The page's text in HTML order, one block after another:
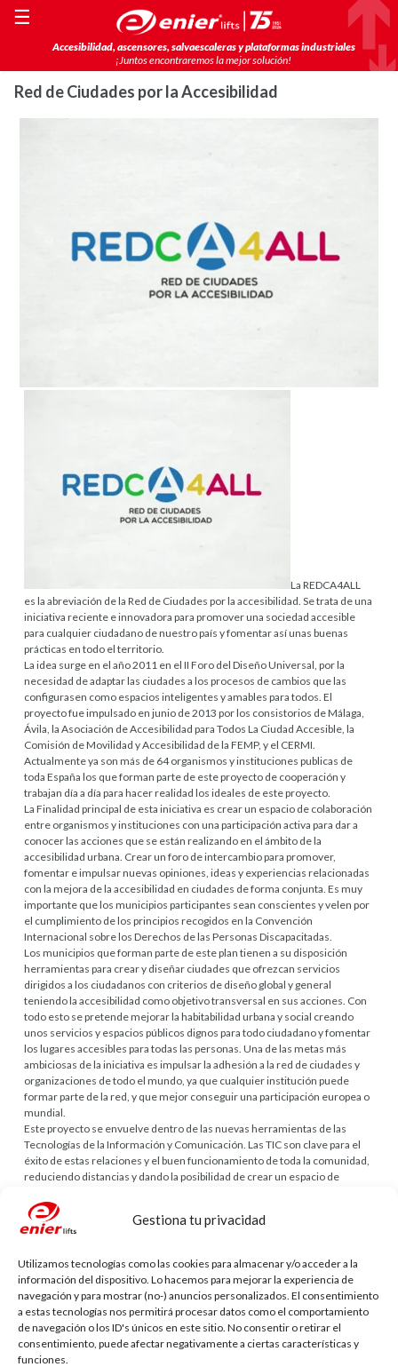
Gestiona tu privacidad
Utilizamos tecnologías como las cookies para almacenar y/o acceder a la
información del dispositivo. Lo hacemos para mejorar la experiencia de
navegación y para mostrar (no-) anuncios personalizados. El consentimiento
a estas tecnologías nos permitirá procesar datos como el comportamiento
de navegación o los ID's únicos en este sitio. No consentir o retirar el
consentimiento, puede afectar negativamente a ciertas características y
funciones.
Accesibilidad, ascensores, salvaescaleras y plataformas industriales
¡Juntos encontraremos la mejor solución!
☰
Red de Ciudades por la Accesibilidad
La REDCA4ALL
es la abreviación de la Red de Ciudades por la accesibilidad. Se trata de una
iniciativa reciente e innovadora para promover una sociedad accesible
para cualquier ciudadano de nuestro país y fomentar así unas buenas
prácticas en todo el territorio.
La idea surge en el año 2011 en el II Foro del Diseño Universal, por la
necesidad de adaptar las ciudades a los procesos de cambios que las
configurasen como espacios inteligentes y amables para todos. El
proyecto fue impulsado en junio de 2013 por los consistorios de Málaga,
Ávila, la Asociación de Accesibilidad para Todos La Ciudad Accesible, la
Comisión de Movilidad y Accesibilidad de la FEMP, y el CERMI.
Actualmente ya son más de 64 organismos y instituciones publicas de
toda España los que forman parte de este proyecto de cooperación y
trabajan día a día para hacer realidad los ideales de este proyecto.
La Finalidad principal de esta iniciativa es crear un espacio de colaboración
entre organismos y instituciones con una participación activa para dar a
conocer las acciones que se están realizando en el ámbito de la
accesibilidad urbana. Crear un foro de intercambio para promover,
fomentar e impulsar nuevas opiniones, ideas y experiencias relacionadas
con la mejora de la accesibilidad en ciudades de forma conjunta. Es muy
importante que los municipios participantes sean conscientes y velen por
el cumplimiento de los principios recogidos en la Convención
Internacional sobre los Derechos de las Personas Discapacitadas.
Los municipios que forman parte de este plan tienen a su disposición
herramientas para crear y diseñar ciudades que ofrezcan servicios
dirigidos a los ciudadanos con criterios de diseño global y general
teniendo la accesibilidad como objetivo transversal en sus acciones. Con
todo esto se pretende mejorar la habitabilidad urbana y social creando
unos servicios y espacios públicos dignos para todo ciudadano y fomentar
los lugares accesibles para todas las personas. Una de las metas más
ambiciosas de la iniciativa es impulsar la adhesión a la red de ciudades y
organizaciones de todo el mundo, ya que cualquier institución puede
formar parte de la red, y que mejor conseguir una participación europea o
mundial.
Este proyecto se envuelve dentro de las nuevas herramientas de las
Tecnologías de la Información y Comunicación. Las TIC son clave para el
éxito de estas relaciones y el buen funcionamiento de toda la comunidad,
reduciendo distancias y dando la posibilidad de crear un espacio de
La Red de Ciudades por la Accesibilidad es la unión de esfuerzos de todos
los miembros integrados para defender y proteger los derechos de una
personas. Es decir, crear ciudades, espacios o territorios universales y
dignos para todos.
Deja tu comentario
Tu dirección de correo electrónico no será publicada.Los campos
obligatorios están marcados con